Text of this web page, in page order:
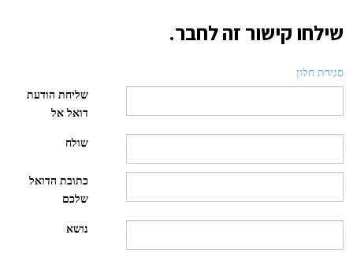
שילחו קישור זה לחבר.
סגירת חלון
שליחת הודעת
דואל אל
שולח
כתובת הדואל
שלכם
נושא